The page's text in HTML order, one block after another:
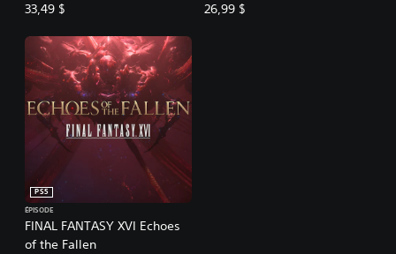
33,49 $ 26,99 $
FINAL FANTASY XVI Echoes
of the Fallen
PS5
ÉPISODE